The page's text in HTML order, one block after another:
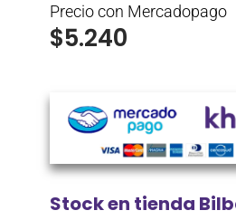
Precio con Mercadopago
$5.240
Stock en tienda